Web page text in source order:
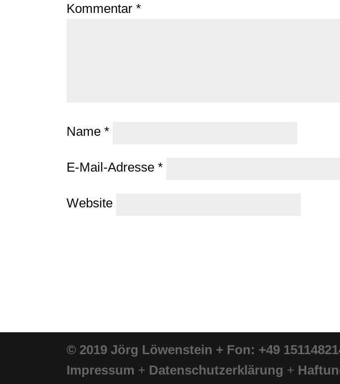
Kommentar*
Name*
E-Mail-Adresse*
Website
© 2019 Jörg Löwenstein + Fon: +49
Impressum + Datenschutzerklärung +